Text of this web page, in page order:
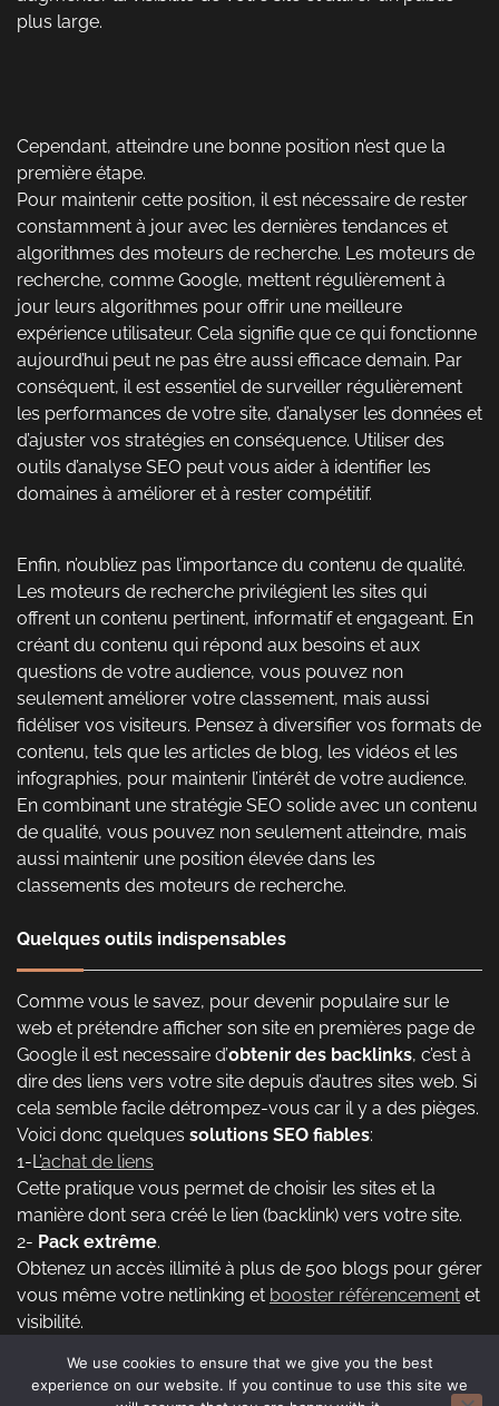
plus large.
Cependant, atteindre une bonne position n’est que la
première étape.
Pour maintenir cette position, il est nécessaire de rester
constamment à jour avec les dernières tendances et
algorithmes des moteurs de recherche. Les moteurs de
recherche, comme Google, mettent régulièrement à
jour leurs algorithmes pour offrir une meilleure
expérience utilisateur. Cela signifie que ce qui fonctionne
aujourd’hui peut ne pas être aussi efficace demain. Par
conséquent, il est essentiel de surveiller régulièrement
les performances de votre site, d’analyser les données et
d’ajuster vos stratégies en conséquence. Utiliser des
outils d’analyse SEO peut vous aider à identifier les
domaines à améliorer et à rester compétitif.
Enfin, n’oubliez pas l’importance du contenu de qualité.
Les moteurs de recherche privilégient les sites qui
offrent un contenu pertinent, informatif et engageant. En
créant du contenu qui répond aux besoins et aux
questions de votre audience, vous pouvez non
seulement améliorer votre classement, mais aussi
fidéliser vos visiteurs. Pensez à diversifier vos formats de
contenu, tels que les articles de blog, les vidéos et les
infographies, pour maintenir l’intérêt de votre audience.
En combinant une stratégie SEO solide avec un contenu
de qualité, vous pouvez non seulement atteindre, mais
aussi maintenir une position élevée dans les
classements des moteurs de recherche.
Quelques outils indispensables
Comme vous le savez, pour devenir populaire sur le
web et prétendre afficher son site en premières page de
Google il est necessaire d’obtenir des backlinks, c’est à
dire des liens vers votre site depuis d’autres sites web. Si
cela semble facile détrompez-vous car il y a des pièges.
Voici donc quelques solutions SEO fiables:
1-L’achat de liens
Cette pratique vous permet de choisir les sites et la
manière dont sera créé le lien (backlink) vers votre site.
2- Pack extrême.
Obtenez un accès illimité à plus de 500 blogs pour gérer
vous même votre netlinking et booster référencement et
visibilité.
Copyright © 2026Atteindre et maintenir sa position dans
We use cookies to ensure that we give you the best
experience on our website. If you continue to use this site we